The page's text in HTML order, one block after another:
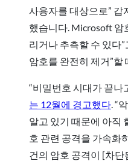
사용자를 대상으로” 갑
했습니다. Microsoft 암
리거나 추측할 수 있다
암호를 완전히 제거”할
“비밀번호 시대가 끝나
는 12월에 경고했다. “
알고 있기 때문에 아직
호 관련 공격을 가속화
건의 암호 공격이 [차